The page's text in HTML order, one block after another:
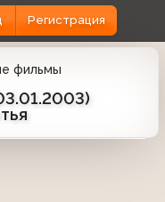
Регистрация
фильмы